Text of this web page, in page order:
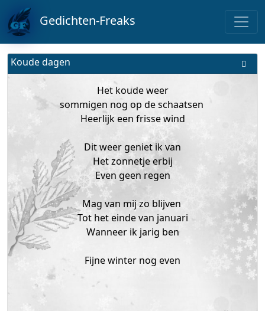
Gedichten-Freaks
Koude dagen
Het koude weer
sommigen nog op de schaatsen
​​​​​Heerlijk een frisse wind
Dit weer geniet ik van
Het zonnetje erbij
Even geen regen
Mag van mij zo blijven
Tot het einde van januari
Wanneer ik jarig ben
Fijne winter nog even